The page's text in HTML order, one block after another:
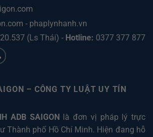
- phaplynhanh.vn
(Ls Thái) - Hotline: 0377 377 877
– CÔNG TY LUẬT UY TÍN
ADB SAIGONlà đơn vị pháp lý trực
Thành phố Hồ Chí Minh. Hiện đang hỗ